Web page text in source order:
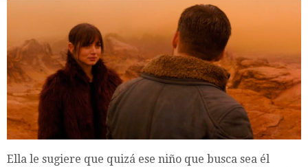
Ella le sugiere que quizá ese niño que busca sea él